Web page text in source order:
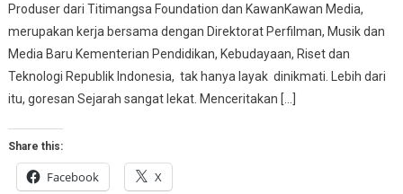
Produser dari Titimangsa Foundation dan KawanKawan Media,
merupakan kerja bersama dengan Direktorat Perfilman, Musik dan
Media Baru Kementerian Pendidikan, Kebudayaan, Riset dan
Teknologi Republik Indonesia, tak hanya layak dinikmati. Lebih dari
itu, goresan Sejarah sangat lekat. Menceritakan […]
Share this:
Facebook X